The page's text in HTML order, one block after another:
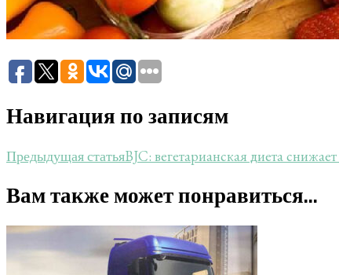
Навигация по записям
Предыдущая статьяBJC: вегетарианская диета
Вам также может понравиться...